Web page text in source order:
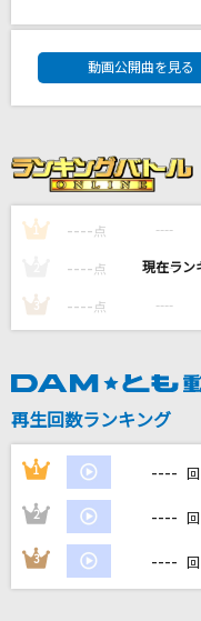
Misia
Monopoly
オオカミハート
ORESAMA
Tell Me Tell Me
カラオ
カラ
DAM★とも
動画公開曲を見る
1 ---- 点 ----
---- 点 ----
3 ---- 点 ----
再生回数ランキング
1 ---- 回
2 ---- 回
3 ---- 回